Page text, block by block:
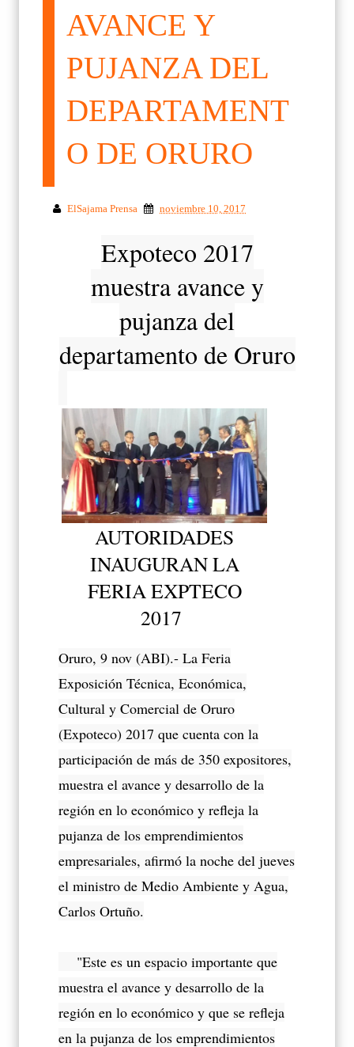
AVANCE Y
PUJANZA DEL
DEPARTAMENT
O DE ORURO
ElSajama Prensa noviembre 10, 2017
Expoteco 2017
muestra avance y
pujanza del
departamento de Oruro
AUTORIDADES
INAUGURAN LA
FERIA EXPTECO
2017
Oruro, 9 nov (ABI).- La Feria
Exposición Técnica, Económica,
Cultural y Comercial de Oruro
(Expoteco) 2017 que cuenta con la
participación de más de 350 expositores,
muestra el avance y desarrollo de la
región en lo económico y refleja la
pujanza de los emprendimientos
empresariales, afirmó la noche del jueves
el ministro de Medio Ambiente y Agua,
Carlos Ortuño.
"Este es un espacio importante que
muestra el avance y desarrollo de la
región en lo económico y que se refleja
en la pujanza de los emprendimientos